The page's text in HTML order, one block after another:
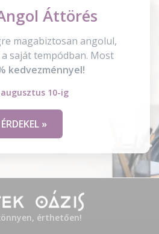
Áttörés
magabiztosan angolul,
saját tempódban. Most
kedvezménnyel!
10-ig
ÉRDEKEL »
érthetően!